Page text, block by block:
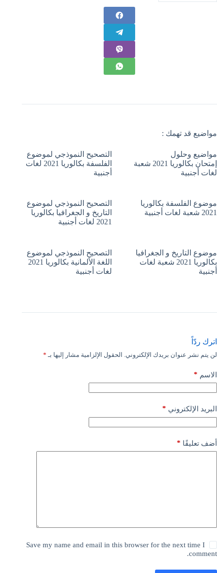
مواضيع قد تهمك :
مواضيع وحلول
إمتحان بكالوريا 2021 شعبة
لغات أجنبية
التصحيح النموذجي لموضوع
الفلسفة بكالوريا 2021 لغات
أجنبية
موضوع الفلسفة بكالوريا
2021 شعبة لغات أجنبية
التصحيح النموذجي لموضوع
التاريخ و الجغرافيا بكالوريا
2021 لغات أجنبية
موضوع التاريخ و الجغرافيا
بكالوريا 2021 شعبة لغات
أجنبية
التصحيح النموذجي لموضوع
اللغة الألمانية بكالوريا 2021
لغات أجنبية
اترك ردّاً
لن يتم نشر عنوان بريدك الإلكتروني. الحقول الإلزامية مشار إليها بـ *
الاسم *
البريد الإلكتروني *
أضف تعليقًا *
Save my name and email in this browser for the next time I
comment.